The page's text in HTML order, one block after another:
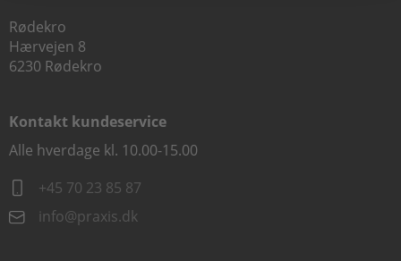
Rødekro
Hærvejen 8
6230 Rødekro
Kontakt kundeservice
Alle hverdage kl. 10.00-15.00
+45 70 23 85 87
info@praxis.dk